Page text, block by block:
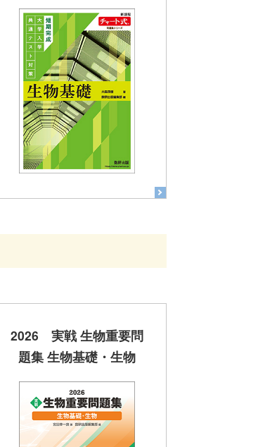
2026 実戦 生物重要問
題集 生物基礎・生物